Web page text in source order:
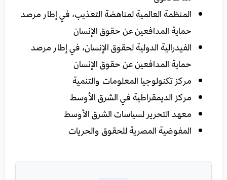
المنظمة العالمية لمناهضة التعذيب، في إطار مرصد
حماية المدافعين عن حقوق الإنسان
الفيدرالية الدولية لحقوق الإنسان، في إطار مرصد
حماية المدافعين عن حقوق الإنسان
مركز تكنولوجيا المعلومات والتنمية
مركز الديمقراطية في الشرق الأوسط
معهد التحرير لسياسات الشرق الأوسط
المفوضية المصرية للحقوق والحريات